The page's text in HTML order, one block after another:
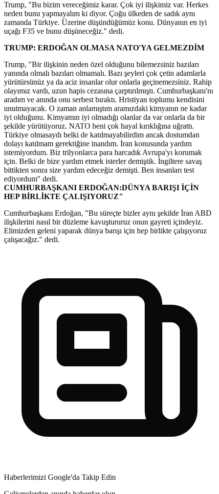
Trump, "Bu bizim vereceğimiz karar. Çok iyi ilişkimiz var. Herkes
neden bunu yapmayalım ki diyor. Çoğu ülkeden de sadık aynı
zamanda Türkiye. Üzerine düşündüğümüz konu. Dünyanın en iyi
uçağı F35 ve bunu düşüneceğiz." dedi.
TRUMP: ERDOĞAN OLMASA NATO'YA GELMEZDİM
Trump, "Bir ilişkinin neden özel olduğunu bilemezsiniz bazıları
yanında olmalı bazıları olmamalı. Bazı şeyleri çok çetin adamlarla
yürütürsünüz ya da aciz insanlar olur onlarla geçinemezsiniz. Rahip
olayımız vardı, uzun hapis cezasına çarptırılmıştı. Cumhurbaşkanı'nı
aradım ve anında onu serbest bıraktı. Hristiyan toplumu kendisini
unutmayacak. O zaman anlamıştım aramızdaki kimyanın ne kadar
iyi olduğunu. Kimyamın iyi olmadığı olanlar da var onlarla da bir
şekilde yürütüyoruz. NATO beni çok hayal kırıklığına uğrattı.
Türkiye olmasaydı belki de katılmayabilirdim ancak dostumdan
dolayı katılmam gerektiğine inandım. İran konusunda yardım
istemiyordum. Biz trilyonlarca para harcadık Avrupa'yı korumak
için. Belki de bize yardım etmek isterler demiştik. İngiltere savaş
bittikten sonra size yardım edeceğiz demişti. Ben insanları test
ediyordum" dedi.
CUMHURBAŞKANI ERDOĞAN:DÜNYA BARIŞI İÇİN
HEP BİRLİKTE ÇALIŞIYORUZ"
Cumhurbaşkanı Erdoğan, "Bu süreçte bizler aynı şekilde İran ABD
ilişkilerini nasıl bir düzleme kavuştururuz onun gayreti içindeyiz.
Elimizden geleni yaparak dünya barışı için hep birlikte çalışıyoruz
çalışacağız." dedi.
Haberlerimizi Google'da Takip Edin